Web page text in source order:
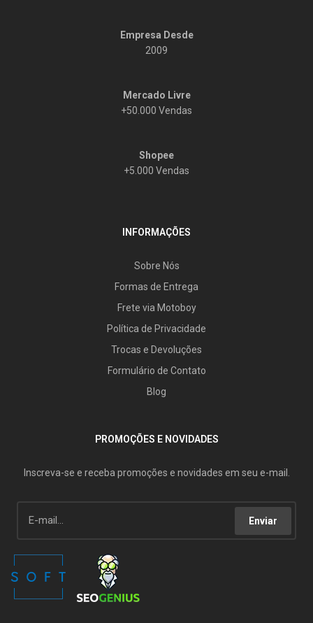
Empresa Desde
2009
Mercado Livre
+50.000 Vendas
Shopee
+5.000 Vendas
INFORMAÇÕES
Sobre Nós
Formas de Entrega
Frete via Motoboy
Política de Privacidade
Trocas e Devoluções
Formulário de Contato
Blog
PROMOÇÕES E NOVIDADES
Inscreva-se e receba promoções e novidades em seu e-mail.
Enviar